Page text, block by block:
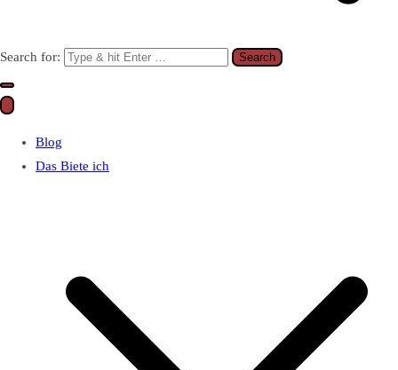
Search for:
Blog
Das Biete ich